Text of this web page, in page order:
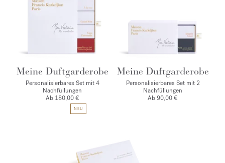
Meine Duftgarderobe
Personalisierbares Set mit 4
Nachfüllungen
Ab 180,00 €
Meine Duftgarderobe
Personalisierbares Set mit 2
Nachfüllungen
Ab 90,00 €
NEU